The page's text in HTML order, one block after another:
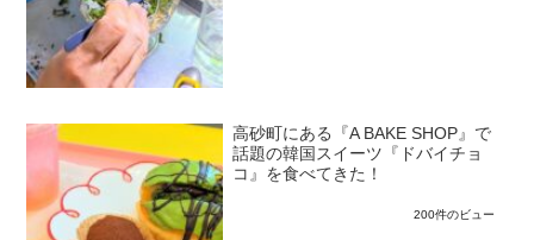
高砂町にある『A BAKE SHOP』で
話題の韓国スイーツ『ドバイチョ
コ』を食べてきた！
200件のビュー